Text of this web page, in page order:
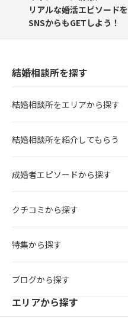
リアルな婚活エピソードを
SNSからもGETしよう！
結婚相談所を探す
結婚相談所をエリアから探す
結婚相談所を紹介してもらう
成婚者エピソードから探す
クチコミから探す
特集から探す
ブログから探す
エリアから探す